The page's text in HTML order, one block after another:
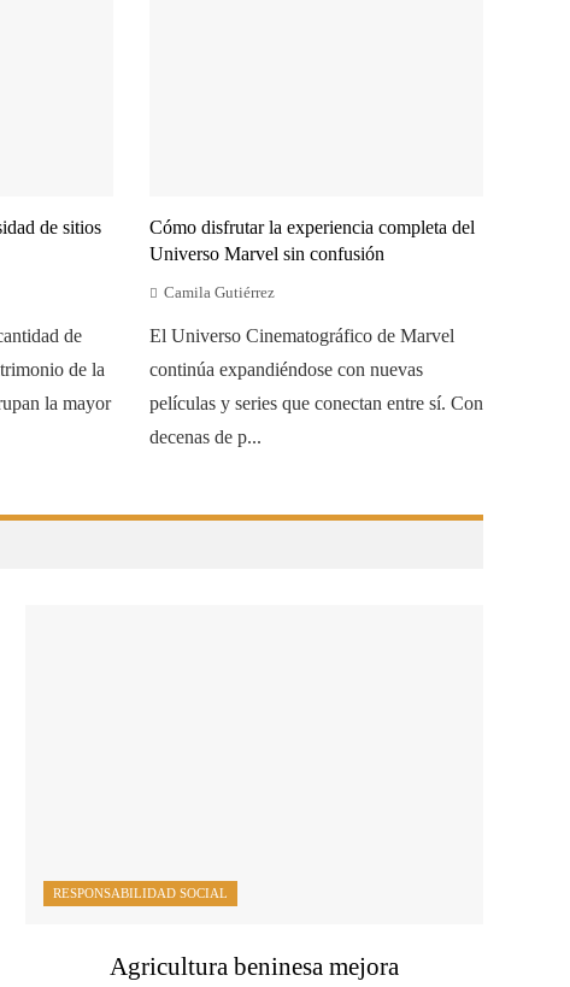
de sitios
de
de la
la mayor
Cómo disfrutar la experiencia completa del
Universo Marvel sin confusión
Camila Gutiérrez
El Universo Cinematográfico de Marvel
continúa expandiéndose con nuevas
películas y series que conectan entre sí. Con
decenas de p...
RESPONSABILIDAD SOCIAL
Agricultura beninesa mejora